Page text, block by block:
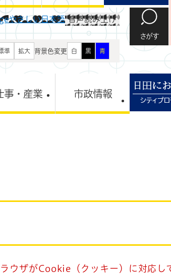
やさしい日本語 音声読み上げ
準 拡大 背景色変更 白 黒 青
さがす
事・産業 市政情報
ウザがCookie（クッキー）に対応し